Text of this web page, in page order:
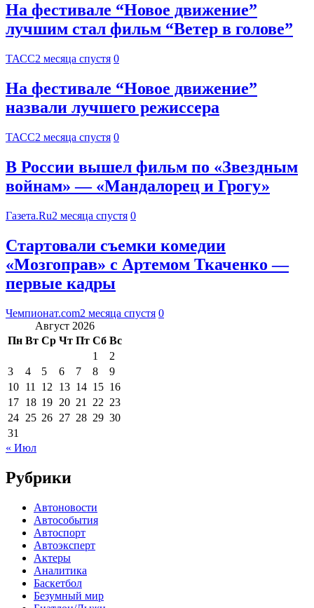
На фестивале “Новое движение”
лучшим стал фильм “Ветер в голове”
ТАСС2 месяца спустя 0
На фестивале “Новое движение”
назвали лучшего режиссера
ТАСС2 месяца спустя 0
В России вышел фильм по «Звездным
войнам» — «Мандалорец и Грогу»
Газета.Ru2 месяца спустя 0
Стартовали съемки комедии
«Мозгоправ» с Артемом Ткаченко —
первые кадры
Чемпионат.com2 месяца спустя 0
Август 2026
Пн Вт Ср Чт Пт Сб Вс
1
2
3
4 5 6 7 8
9
10 11 12 13 14 15 16
17 18 19 20 21 22 23
24 25 26 27 28 29 30
31
« Июл
Рубрики
Автоновости
Автособытия
Автоспорт
Автоэксперт
Актеры
Аналитика
Баскетбол
Безумный мир